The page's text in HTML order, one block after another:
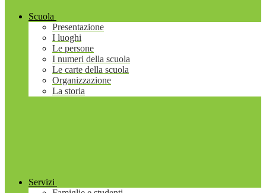
Scuola
Presentazione
I luoghi
Le persone
I numeri della scuola
Le carte della scuola
Organizzazione
La storia
Servizi